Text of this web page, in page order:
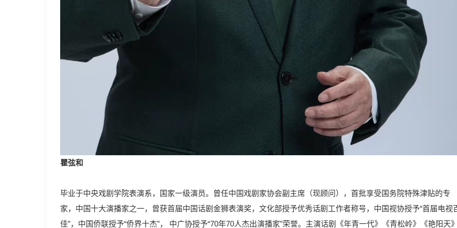
瞿弦和
毕业于中央戏剧学院表演系，国家一级演员。曾任中国戏剧家协会副主席（现顾问），首批享受国务院特殊津贴的专
家，中国十大演播家之一，曾获首届中国话剧金狮表演奖，文化部授予优秀话剧工作者称号，中国视协授予“首届电视
佳”，中国侨联授予“侨界十杰”， 中广协授予“70年70人杰出演播家”荣誉。主演话剧《年青一代》《青松岭》《艳阳天